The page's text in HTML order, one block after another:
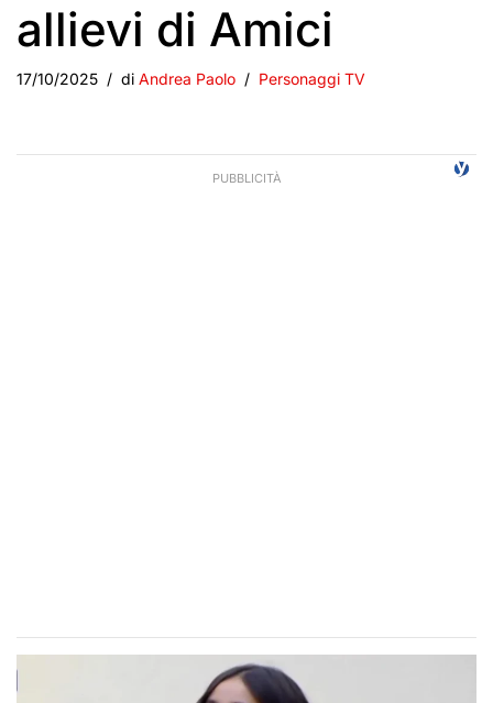
allievi di Amici
17/10/2025 di Andrea Paolo Personaggi TV